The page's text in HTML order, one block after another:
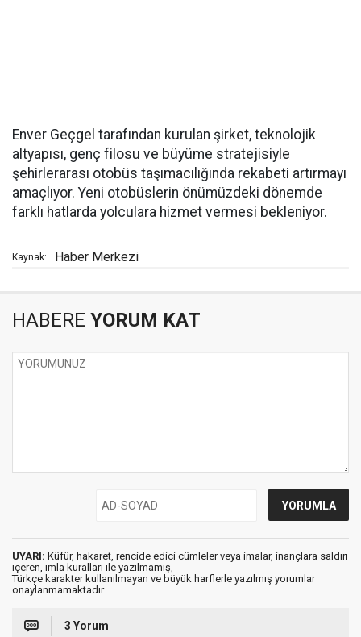
Enver Geçgel tarafından kurulan şirket, teknolojik
altyapısı, genç filosu ve büyüme stratejisiyle
şehirlerarası otobüs taşımacılığında rekabeti artırmayı
amaçlıyor. Yeni otobüslerin önümüzdeki dönemde
farklı hatlarda yolculara hizmet vermesi bekleniyor.
Kaynak: Haber Merkezi
HABERE YORUM KAT
UYARI: Küfür, hakaret, rencide edici cümleler veya imalar, inançlara saldırı
içeren, imla kuralları ile yazılmamış,
Türkçe karakter kullanılmayan ve büyük harflerle yazılmış yorumlar
onaylanmamaktadır.
3 Yorum